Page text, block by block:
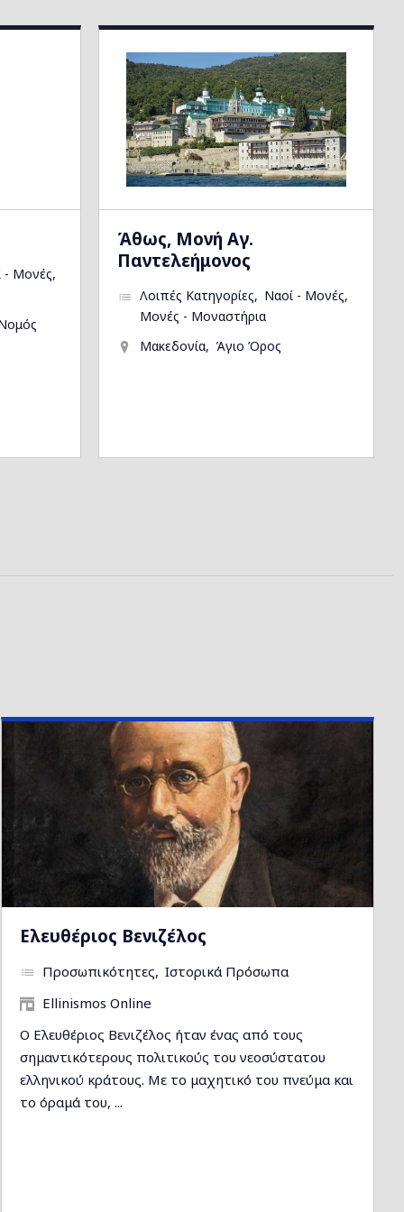
- Μονές
Άθως, Μονή Αγ.
Παντελεήμονος
Λοιπές Κατηγορίες
Ναοί - Μονές
Μονές - Μοναστήρια
Μακεδονία
Άγιο Όρος
Ελευθέριος Βενιζέλος
Προσωπικότητες
Ιστορικά Πρόσωπα
Ellinismos Online
Ο Ελευθέριος Βενιζέλος ήταν ένας από τους
σημαντικότερους πολιτικούς του νεοσύστατου
ελληνικού κράτους. Με το μαχητικό του πνεύμα και
το όραμά του, ...